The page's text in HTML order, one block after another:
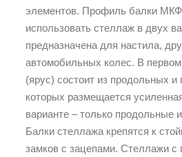
элементов. Профиль балки МКФ
использовать стеллаж в двух
предназначена для настила,
автомобильных колес. В
(ярус) состоит из продольных
которых размещается
варианте – только продольные
Балки стеллажа крепятся к
замков с зацепами. Стеллажи с